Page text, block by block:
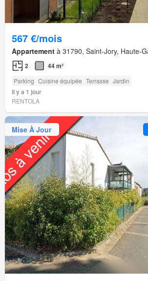
567 €/mois
Appartement à 31790, Saint-Jory, Haute-
2 44 m²
Parking Cuisine équipée Terrasse Jardin
Il y a 1 jour
RENTOLA
Mise À Jour